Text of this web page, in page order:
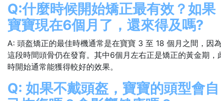
Q:什麼時候開始矯正最有效？如果
寶寶現在6個月了，還來得及嗎?
A: 頭盔矯正的最佳時機通常是在寶寶 3 至 18 個月之間，因
這段時間頭骨仍在發育。其中6個月左右正是矯正的黃金期，
時開始通常能獲得較好的效果。
Q: 如果不戴頭盔，寶寶的頭型會自